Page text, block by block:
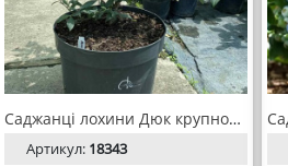
Саджанці лохини Дюк крупноміри C5/H70-90
Артикул: 18343